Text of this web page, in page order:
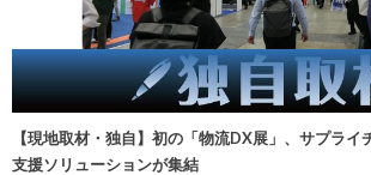
【現地取材・独自】初の「物流DX展」、サプライ
支援ソリューションが集結